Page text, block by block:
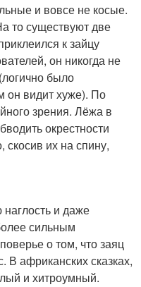
и вовсе не косые.
то существуют две
к зайцу
он никогда не
было
он видит хуже). По
зрения. Лёжа в
окрестности
их на спину,
и даже
сильным
о том, что заяц
В африканских сказках,
и хитроумный.